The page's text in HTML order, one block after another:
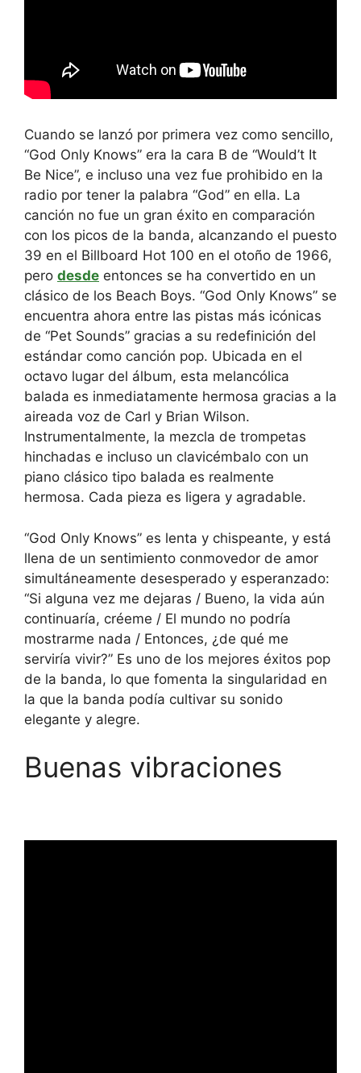
Cuando se lanzó por primera vez como sencillo,
“God Only Knows” era la cara B de “Would’t It
Be Nice”, e incluso una vez fue prohibido en la
radio por tener la palabra “God” en ella. La
canción no fue un gran éxito en comparación
con los picos de la banda, alcanzando el puesto
39 en el Billboard Hot 100 en el otoño de 1966,
pero desde entonces se ha convertido en un
clásico de los Beach Boys. “God Only Knows” se
encuentra ahora entre las pistas más icónicas
de “Pet Sounds” gracias a su redefinición del
estándar como canción pop. Ubicada en el
octavo lugar del álbum, esta melancólica
balada es inmediatamente hermosa gracias a la
aireada voz de Carl y Brian Wilson.
Instrumentalmente, la mezcla de trompetas
hinchadas e incluso un clavicémbalo con un
piano clásico tipo balada es realmente
hermosa. Cada pieza es ligera y agradable.
“God Only Knows” es lenta y chispeante, y está
llena de un sentimiento conmovedor de amor
simultáneamente desesperado y esperanzado:
“Si alguna vez me dejaras / Bueno, la vida aún
continuaría, créeme / El mundo no podría
mostrarme nada / Entonces, ¿de qué me
serviría vivir?” Es uno de los mejores éxitos pop
de la banda, lo que fomenta la singularidad en
la que la banda podía cultivar su sonido
elegante y alegre.
Buenas vibraciones